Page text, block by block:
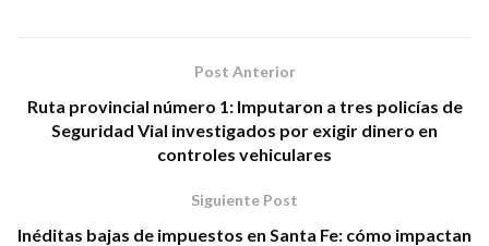
Post Anterior
Ruta provincial número 1: Imputaron a tres policías de
Seguridad Vial investigados por exigir dinero en
controles vehiculares
Siguiente Post
Inéditas bajas de impuestos en Santa Fe: cómo impactan